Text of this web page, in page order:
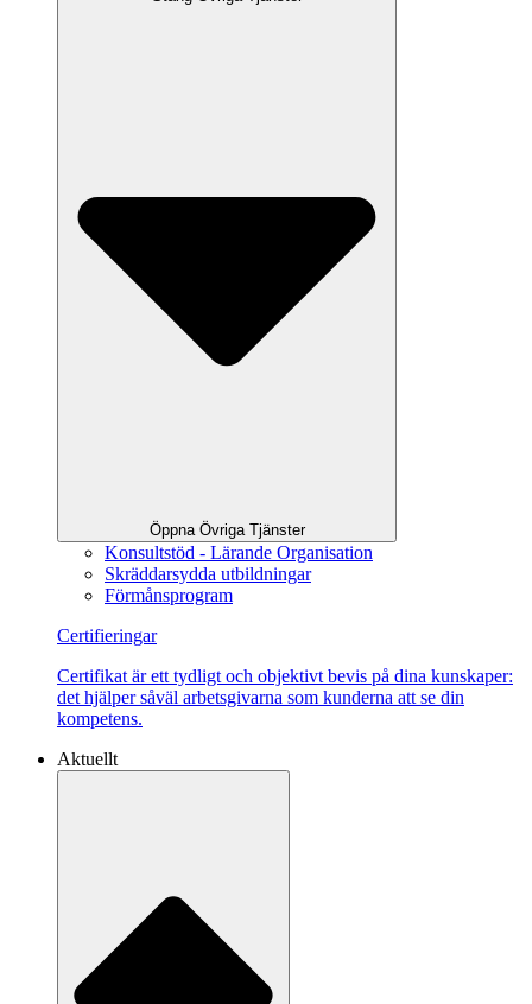
Öppna Övriga Tjänster
Konsultstöd - Lärande Organisation
Skräddarsydda utbildningar
Förmånsprogram
Certifieringar
Certifikat är ett tydligt och objektivt bevis på dina kunskaper:
det hjälper såväl arbetsgivarna som kunderna att se din
kompetens.
Aktuellt